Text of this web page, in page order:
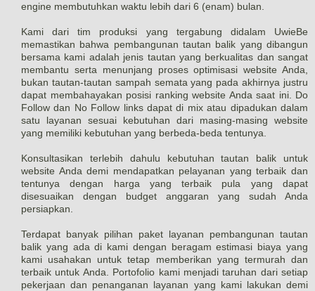
engine membutuhkan waktu lebih dari 6 (enam) bulan.
Kami dari tim produksi yang tergabung didalam UwieBe
memastikan bahwa pembangunan tautan balik yang dibangun
bersama kami adalah jenis tautan yang berkualitas dan sangat
membantu serta menunjang proses optimisasi website Anda,
bukan tautan-tautan sampah semata yang pada akhirnya justru
dapat membahayakan posisi ranking website Anda saat ini. Do
Follow dan No Follow links dapat di mix atau dipadukan dalam
satu layanan sesuai kebutuhan dari masing-masing website
yang memiliki kebutuhan yang berbeda-beda tentunya.
Konsultasikan terlebih dahulu kebutuhan tautan balik untuk
website Anda demi mendapatkan pelayanan yang terbaik dan
tentunya dengan harga yang terbaik pula yang dapat
disesuaikan dengan budget anggaran yang sudah Anda
persiapkan.
Terdapat banyak pilihan paket layanan pembangunan tautan
balik yang ada di kami dengan beragam estimasi biaya yang
kami usahakan untuk tetap memberikan yang termurah dan
terbaik untuk Anda. Portofolio kami menjadi taruhan dari setiap
pekerjaan dan penanganan layanan yang kami lakukan demi